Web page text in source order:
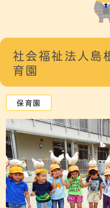
社会福祉法人島
育園
保育園